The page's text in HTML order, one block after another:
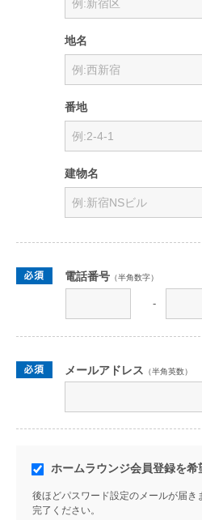
地名
番地
建物名
電話番号 （半角数字）
-
メールアドレス （半角英数）
ホームラウンジ会員登録を希
後ほどパスワード設定のメールが届き
完了ください。